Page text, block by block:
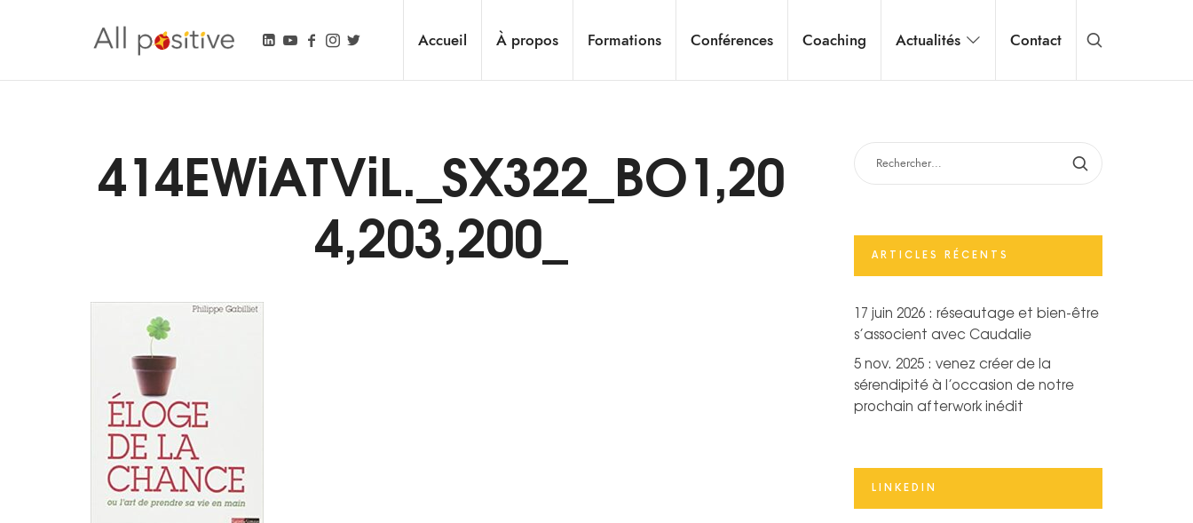
All Positive Accueil À propos Formations Conférences Coaching Actualités Contact
414EWiATViL._SX322_BO1,20
4,203,200_
RECHERCHER :
ARTICLES RÉCENTS
17 juin 2026 : réseautage et bien-être
s’associent avec Caudalie
5 nov. 2025 : venez créer de la
sérendipité à l’occasion de notre
prochain afterwork inédit
LINKEDIN